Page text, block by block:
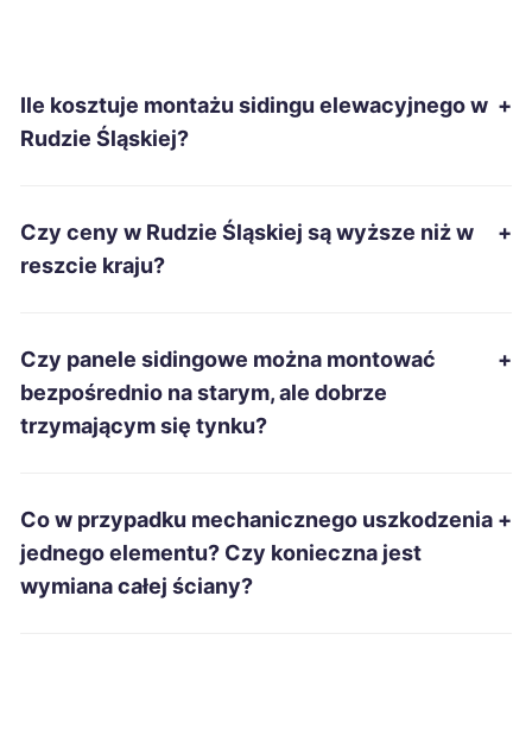
Włocławek 105 zł
Łomża
Żory TWÓJ REGION
Siemianowice Śląskie TWÓJ REGION 106 zł
Mielec
Ile kosztuje montażu sidingu elewacyjnego w
Rudzie Śląskiej?
+
Czy ceny w Rudzie Śląskiej są wyższe niż w
reszcie kraju?
+
Czy panele sidingowe można montować
bezpośrednio na starym, ale dobrze
trzymającym się tynku?
+
Co w przypadku mechanicznego uszkodzenia
jednego elementu? Czy konieczna jest
wymiana całej ściany?
+